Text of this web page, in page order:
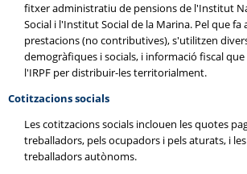
fitxer administratiu de pensions de l'Institut
Social i l'Institut Social de la Marina. Pel que fa
prestacions (no contributives), s'utilitzen
demogràfiques i socials, i informació fiscal
l'IRPF per distribuir-les territorialment.
Cotitzacions socials
Les cotitzacions socials inclouen les quotes
treballadors, pels ocupadors i pels aturats, i
treballadors autònoms.